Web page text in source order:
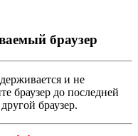
браузер
и не
браузер до последней
браузер.